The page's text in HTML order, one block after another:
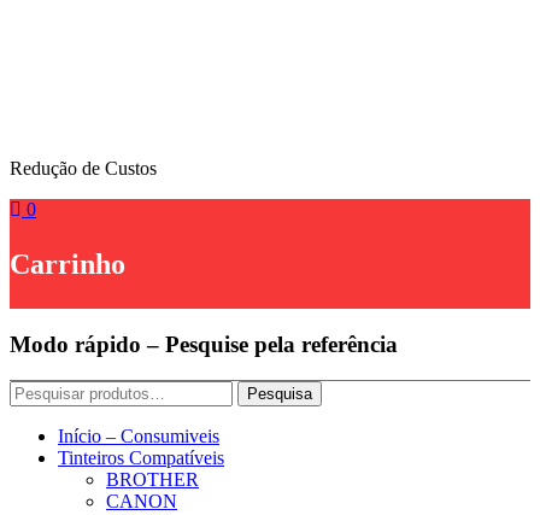
Redução de Custos
0
Carrinho
Modo rápido – Pesquise pela referência
Pesquisar
por:
Pesquisa
Início – Consumiveis
Tinteiros Compatíveis
BROTHER
CANON